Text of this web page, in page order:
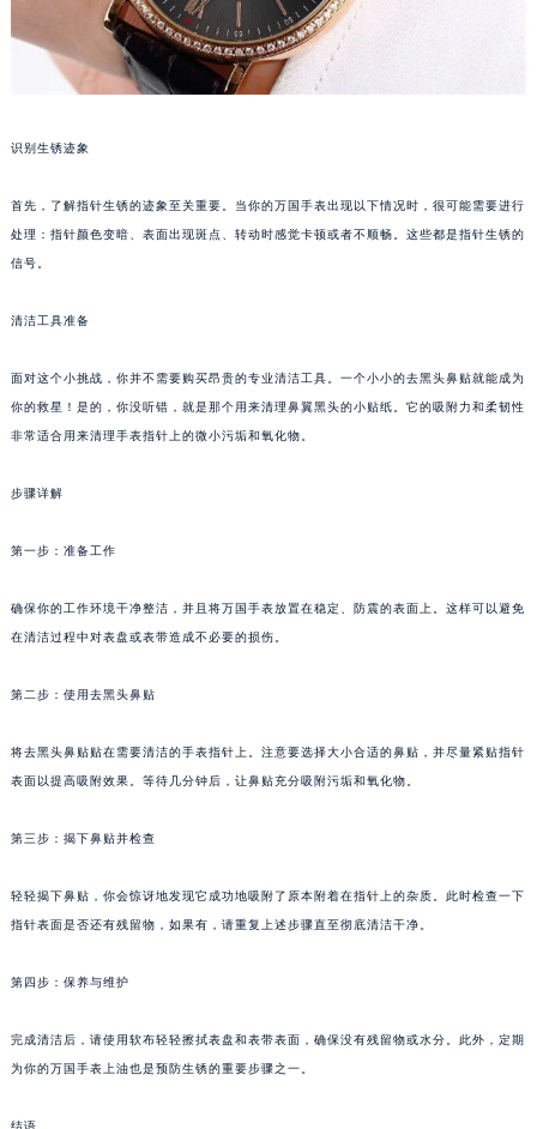
识别生锈迹象
首先，了解指针生锈的迹象至关重要。当你的万国手表出现以下情况时，很可能需要进行
处理：指针颜色变暗、表面出现斑点、转动时感觉卡顿或者不顺畅。这些都是指针生锈的
信号。
清洁工具准备
面对这个小挑战，你并不需要购买昂贵的专业清洁工具。一个小小的去黑头鼻贴就能成为
你的救星！是的，你没听错，就是那个用来清理鼻翼黑头的小贴纸。它的吸附力和柔韧性
非常适合用来清理手表指针上的微小污垢和氧化物。
步骤详解
第一步：准备工作
确保你的工作环境干净整洁，并且将万国手表放置在稳定、防震的表面上。这样可以避免
在清洁过程中对表盘或表带造成不必要的损伤。
第二步：使用去黑头鼻贴
将去黑头鼻贴贴在需要清洁的手表指针上。注意要选择大小合适的鼻贴，并尽量紧贴指针
表面以提高吸附效果。等待几分钟后，让鼻贴充分吸附污垢和氧化物。
第三步：揭下鼻贴并检查
轻轻揭下鼻贴，你会惊讶地发现它成功地吸附了原本附着在指针上的杂质。此时检查一下
指针表面是否还有残留物，如果有，请重复上述步骤直至彻底清洁干净。
第四步：保养与维护
完成清洁后，请使用软布轻轻擦拭表盘和表带表面，确保没有残留物或水分。此外，定期
为你的万国手表上油也是预防生锈的重要步骤之一。